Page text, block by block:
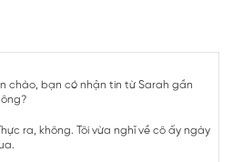
chào, bạn có nhận tin từ Sarah gần
ra, không. Tôi vừa nghĩ về cô ấy ngày